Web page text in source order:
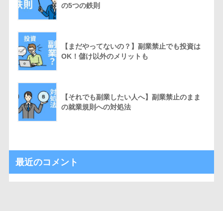
の5つの鉄則
【まだやってないの？】副業禁止でも投資は
OK！儲け以外のメリットも
【それでも副業したい人へ】副業禁止のまま
の就業規則への対処法
最近のコメント